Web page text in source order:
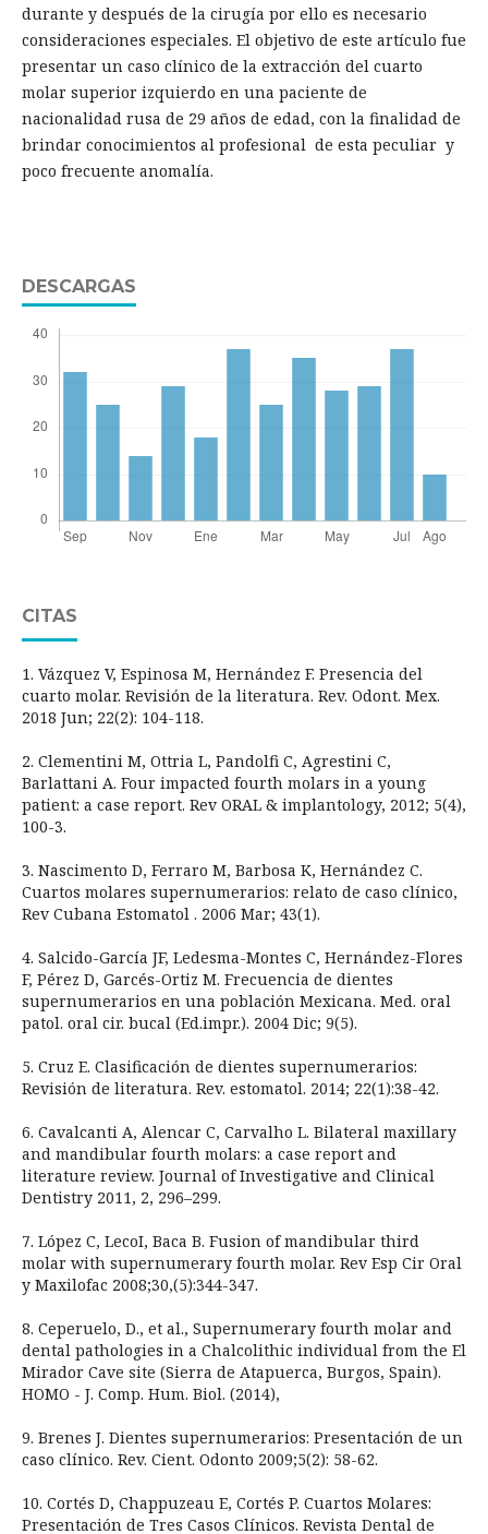
durante y después de la cirugía por ello es necesario
consideraciones especiales. El objetivo de este artículo fue
presentar un caso clínico de la extracción del cuarto
molar superior izquierdo en una paciente de
nacionalidad rusa de 29 años de edad, con la finalidad de
brindar conocimientos al profesional de esta peculiar y
poco frecuente anomalía.
DESCARGAS
CITAS
1. Vázquez V, Espinosa M, Hernández F. Presencia del
cuarto molar. Revisión de la literatura. Rev. Odont. Mex.
2018 Jun; 22(2): 104-118.
2. Clementini M, Ottria L, Pandolfi C, Agrestini C,
Barlattani A. Four impacted fourth molars in a young
patient: a case report. Rev ORAL & implantology, 2012; 5(4),
100-3.
3. Nascimento D, Ferraro M, Barbosa K, Hernández C.
Cuartos molares supernumerarios: relato de caso clínico,
Rev Cubana Estomatol . 2006 Mar; 43(1).
4. Salcido-García JF, Ledesma-Montes C, Hernández-Flores
F, Pérez D, Garcés-Ortiz M. Frecuencia de dientes
supernumerarios en una población Mexicana. Med. oral
patol. oral cir. bucal (Ed.impr.). 2004 Dic; 9(5).
5. Cruz E. Clasificación de dientes supernumerarios:
Revisión de literatura. Rev. estomatol. 2014; 22(1):38-42.
6. Cavalcanti A, Alencar C, Carvalho L. Bilateral maxillary
and mandibular fourth molars: a case report and
literature review. Journal of Investigative and Clinical
Dentistry 2011, 2, 296–299.
7. López C, LecoI, Baca B. Fusion of mandibular third
molar with supernumerary fourth molar. Rev Esp Cir Oral
y Maxilofac 2008;30,(5):344-347.
8. Ceperuelo, D., et al., Supernumerary fourth molar and
dental pathologies in a Chalcolithic individual from the El
Mirador Cave site (Sierra de Atapuerca, Burgos, Spain).
HOMO - J. Comp. Hum. Biol. (2014),
9. Brenes J. Dientes supernumerarios: Presentación de un
caso clínico. Rev. Cient. Odonto 2009;5(2): 58-62.
10. Cortés D, Chappuzeau E, Cortés P. Cuartos Molares:
Presentación de Tres Casos Clínicos. Revista Dental de